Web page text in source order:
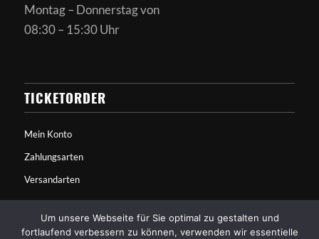
Montag – Donnerstag von
08:30 – 15:30 Uhr
TICKETORDER
Mein Konto
Zahlungsarten
Versandarten
Um unsere Webseite für Sie optimal zu gestalten und
fortlaufend verbessern zu können, verwenden wir essentielle